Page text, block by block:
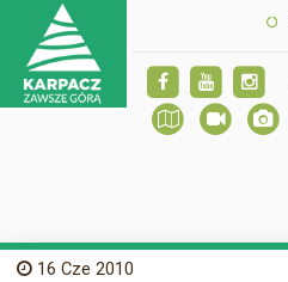
16 Cze 2010